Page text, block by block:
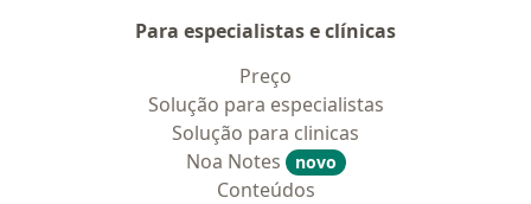
Para especialistas e clínicas
Preço
Solução para especialistas
Solução para clinicas
Noa Notes
novo
Conteúdos